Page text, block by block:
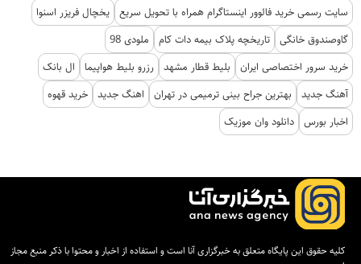
سایت رسمی خرید فالوور اینستاگرام همراه با تحویل سریع یخچال فریزر اسنوا
گاوصندوق خانگی تاریخچه پلاک بیمه دات کام
ملودی 98
خرید سرور اختصاصی ایران
بلیط قطار مشهد رزرو بلیط هواپیما
ال بانک
آهنگ جدید
بهترین جراح بینی ترمیمی در تهران اهنگ جدید خرید قهوه
اخبار بورس دانلود وان موزیک
کلیه حقوق این پایگاه متعلق به خبرگزاری آنا است و استفاده از اخبار و محتوا با ذکر منبع مجاز